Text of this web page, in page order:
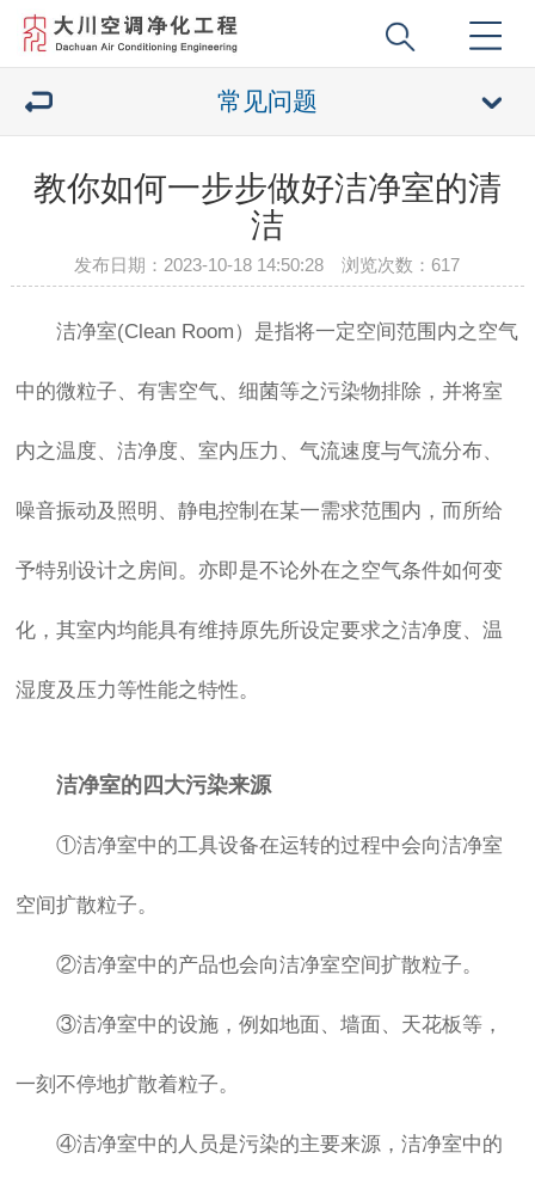
常见问题
教你如何一步步做好洁净室的清
洁
发布日期：2023-10-18 14:50:28 浏览次数： 617
洁净室(Clean Room）是指将一定空间范围内之空气
中的微粒子、有害空气、细菌等之污染物排除，并将室
内之温度、洁净度、室内压力、气流速度与气流分布、
噪音振动及照明、静电控制在某一需求范围内，而所给
予特别设计之房间。亦即是不论外在之空气条件如何变
化，其室内均能具有维持原先所设定要求之洁净度、温
湿度及压力等性能之特性。
洁净室的四大污染来源
①洁净室中的工具设备在运转的过程中会向洁净室
空间扩散粒子。
②洁净室中的产品也会向洁净室空间扩散粒子。
③洁净室中的设施，例如地面、墙面、天花板等，
一刻不停地扩散着粒子。
④洁净室中的人员是污染的主要来源，洁净室中的